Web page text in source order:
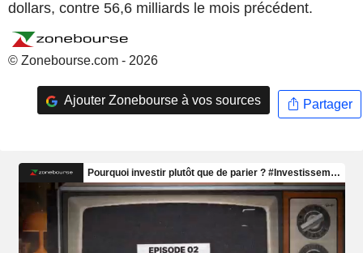
dollars, contre 56,6 milliards le mois précédent.
© Zonebourse.com - 2026
Ajouter Zonebourse à vos sources Partager